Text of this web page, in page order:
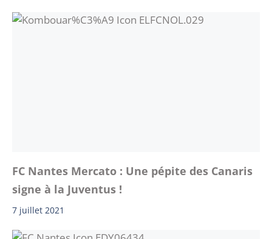
FC Nantes Mercato : Une pépite des Canaris
signe à la Juventus !
7 juillet 2021